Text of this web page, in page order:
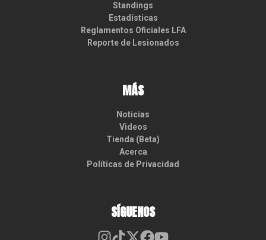
Standings
Estadísticas
Reglamentos Oficiales LFA
Reporte de Lesionados
MÁS
Noticias
Videos
Tienda (Beta)
Acerca
Políticas de Privacidad
SÍGUENOS